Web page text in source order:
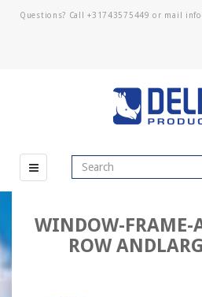
Questions? Call+31743575449 or mail
WINDOW-FRAME-
ROW